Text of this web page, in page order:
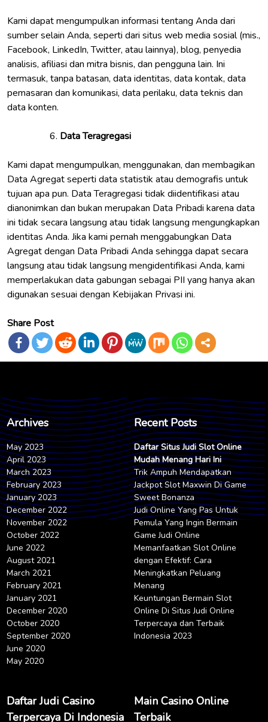
Kami dapat mengumpulkan informasi tentang Anda dari
sumber selain Anda, seperti dari situs web media sosial (mis.,
Facebook, LinkedIn, Twitter, atau lainnya), blog, penyedia
analisis, afiliasi dan mitra bisnis, dan pengguna lain. Ini
termasuk, tanpa batasan, data identitas, data kontak, data
pemasaran dan komunikasi, data perilaku, data teknis dan
data konten.
Data Teragregasi
Kami dapat mengumpulkan, menggunakan, dan membagikan
Data Agregat seperti data statistik atau demografis untuk
tujuan apa pun. Data Teragregasi tidak diidentifikasi atau
dianonimkan dan bukan merupakan Data Pribadi karena data
ini tidak secara langsung atau tidak langsung mengungkapkan
identitas Anda. Jika kami pernah menggabungkan Data
Agregat dengan Data Pribadi Anda sehingga dapat secara
langsung atau tidak langsung mengidentifikasi Anda, kami
memperlakukan data gabungan sebagai PII yang hanya akan
digunakan sesuai dengan Kebijakan Privasi ini.
Share Post
Archives
May 2023
April 2023
March 2023
February 2023
January 2023
December 2022
November 2022
October 2022
June 2022
August 2021
March 2021
February 2021
January 2021
December 2020
October 2020
September 2020
June 2020
May 2020
Recent Posts
Daftar Situs Judi Slot Online
Mudah Menang Hari Ini
Trik Ampuh Mendapatkan
Jackpot Slot Maxwin Di Game
Sweet Bonanza
Judi Online Yang Pas Untuk
Pemula Yang Ingin Bermain
Game Judi Online
Memanfaatkan Slot Online
dengan Efektif: Cara
Meningkatkan Peluang
Menang
Keuntungan Bermain Slot
Online Di Situs Judi Online
Terpercaya dan Terbaik
Indonesia 2023
Daftar Judi Casino
Terpercaya Di Indonesia
Main Casino Online
Terbaik